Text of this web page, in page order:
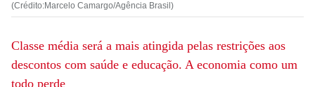
(Crédito:Marcelo Camargo/Agência Brasil)
Classe média será a mais atingida pelas restrições aos
descontos com saúde e educação. A economia como um
todo perde